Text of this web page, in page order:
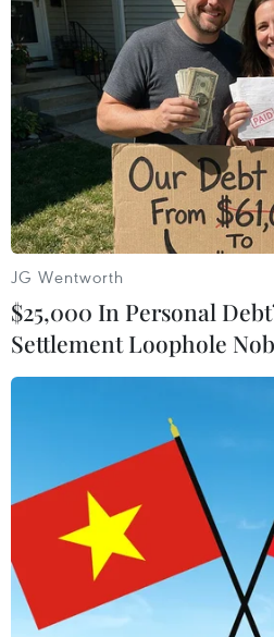
TIN LIÊN QUAN
Hàng loạt tập đoàn lớn
Bosch thông báo cắt
26/09/2025 03:50
Hàng loạt các tập đoàn lớn
sự, trong đó, tập đoàn Bosch
lao động, Starbucks sẽ cắt
JG Wentworth
$25,000 In Personal
Settlement Loophole